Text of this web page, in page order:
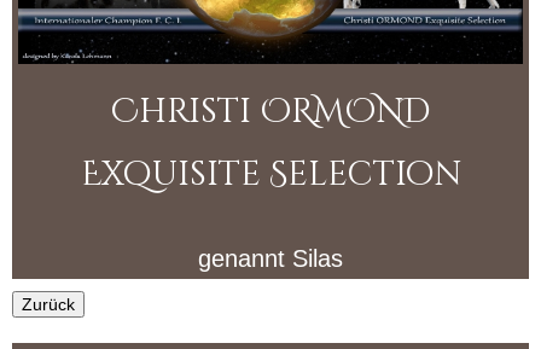
i
O
D
m
Christi ORMOND
Exquisite Selection
genannt Silas
Zurück